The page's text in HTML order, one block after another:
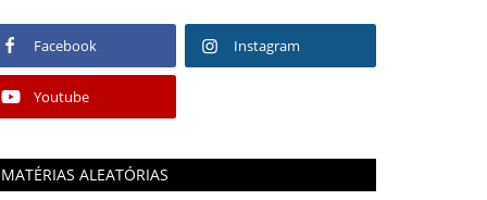
Facebook Instagram
Youtube
MATÉRIAS ALEATÓRIAS